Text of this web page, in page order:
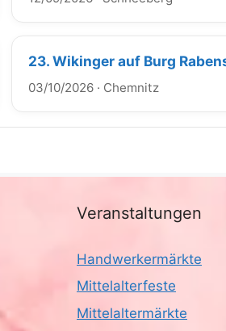
23. Wikinger auf Burg
03/10/2026 · Chemnitz
Veranstaltungen
Handwerkermärkte
Mittelalterfeste
Mittelaltermärkte